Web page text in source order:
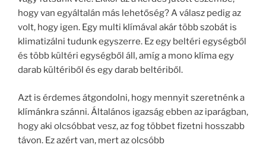
hogy van egyáltalán más lehetőség? A válasz pedig az
volt, hogy igen. Egy multi klímával akár több szobát is
klimatizálni tudunk egyszerre. Ez egy beltéri egységből
és több kültéri egységből áll, amíg a mono klíma egy
darab kültériből és egy darab beltériből.
Azt is érdemes átgondolni, hogy mennyit szeretnénk a
klímánkra szánni. Általános igazság ebben az iparágban,
hogy aki olcsóbbat vesz, az fog többet fizetni hosszabb
távon. Ez azért van, mert az olcsóbb